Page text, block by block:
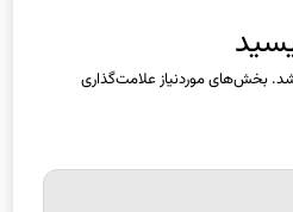
بخش‌های موردنیاز علامت‌گذاری